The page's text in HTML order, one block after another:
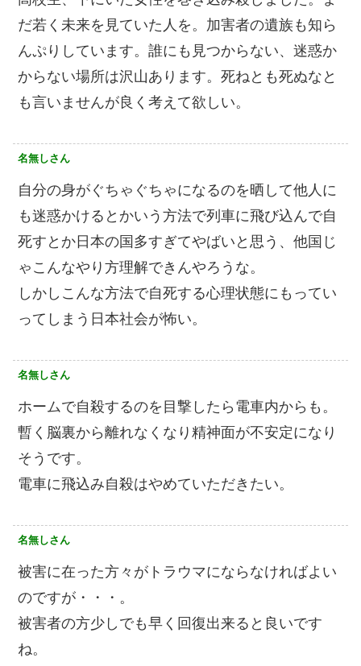
だ若く未来を見ていた人を。加害者の遺族も知ら
んぷりしています。誰にも見つからない、迷惑か
からない場所は沢山あります。死ねとも死ぬなと
も言いませんが良く考えて欲しい。
名無しさん
自分の身がぐちゃぐちゃになるのを晒して他人に
も迷惑かけるとかいう方法で列車に飛び込んで自
死すとか日本の国多すぎてやばいと思う、他国じ
ゃこんなやり方理解できんやろうな。
しかしこんな方法で自死する心理状態にもってい
ってしまう日本社会が怖い。
名無しさん
ホームで自殺するのを目撃したら電車内からも。
暫く脳裏から離れなくなり精神面が不安定になり
そうです。
電車に飛込み自殺はやめていただきたい。
名無しさん
被害に在った方々がトラウマにならなければよい
のですが・・・。
被害者の方少しでも早く回復出来ると良いです
ね。